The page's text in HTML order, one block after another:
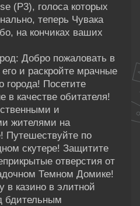
(P3), голоса которых
теперь Чувака
на кончиках ваших
Добро пожаловать в
и раскройте мрачные
города! Посетите
в качестве обитателя!
и
жителями на
Путешествуйте по
скутере! Защитите
отверстия от
Темном Домике!
в казино в элитной
бдительным